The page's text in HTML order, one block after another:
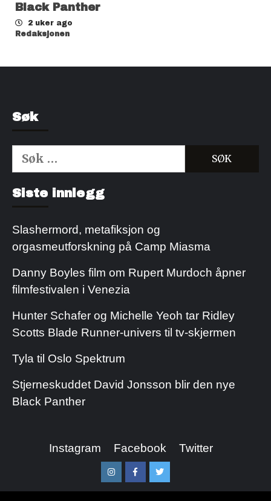
Black Panther
2 uker ago
Redaksjonen
Søk
Søk
etter:
Siste innlegg
Slashermord, metafiksjon og
orgasmeutforskning på Camp Miasma
Danny Boyles film om Rupert Murdoch åpner
filmfestivalen i Venezia
Hunter Schafer og Michelle Yeoh tar Ridley
Scotts Blade Runner-univers til tv-skjermen
Tyla til Oslo Spektrum
Stjerneskuddet David Jonsson blir den nye
Black Panther
Instagram Facebook Twitter
InstagramFacebookTwitter